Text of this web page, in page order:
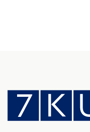
БИЛІК
«Бәйтерек»
кредиттік